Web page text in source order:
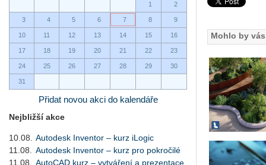
1
2
3 4 5 6 7 8 9
10 11 12 13 14 15 16
17 18 19 20 21 22 23
24 25 26 27 28 29 30
31
Přidat novou akci do kalendáře
Nejbližší akce
10.08.
Autodesk Inventor – kurz iLogic
11.08.
Autodesk Inventor – kurz pro pokročilé
11.08.
AutoCAD kurz – vytváření a prezentace
Mohlo by